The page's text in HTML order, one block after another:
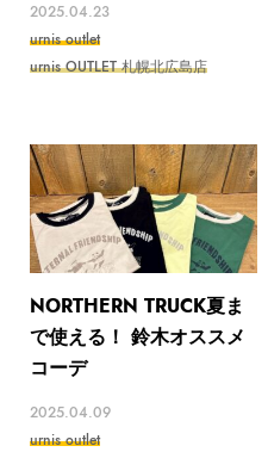
2025.04.23
urnis outlet
urnis OUTLET 札幌北広島店
NORTHERN TRUCK夏ま
で使える！ 鈴木オススメ
コーデ
2025.04.09
urnis outlet